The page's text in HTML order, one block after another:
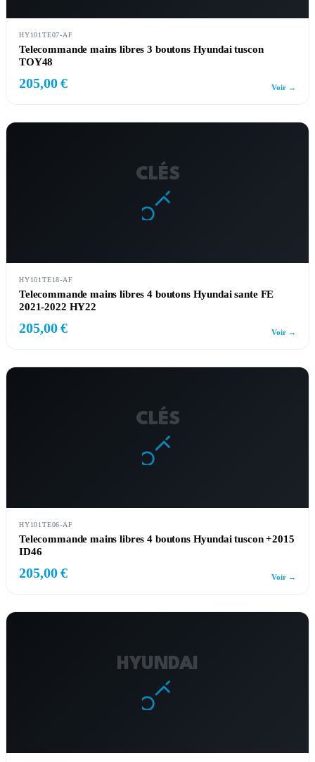
HY101TE07-AF
Telecommande mains libres 3 boutons Hyundai tuscon
TOY48
205,00 € Voir →
CLÉS
HY101TE18-AF
Telecommande mains libres 4 boutons Hyundai sante FE
2021-2022 HY22
205,00 € Voir →
CLÉS
HY101TE06-AF
Telecommande mains libres 4 boutons Hyundai tuscon +2015
ID46
205,00 € Voir →
HYUNDAI